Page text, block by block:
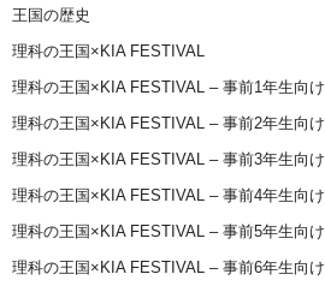
王国の歴史
理科の王国×KIA FESTIVAL
理科の王国×KIA FESTIVAL – 事前1年生向け
理科の王国×KIA FESTIVAL – 事前2年生向け
理科の王国×KIA FESTIVAL – 事前3年生向け
理科の王国×KIA FESTIVAL – 事前4年生向け
理科の王国×KIA FESTIVAL – 事前5年生向け
理科の王国×KIA FESTIVAL – 事前6年生向け